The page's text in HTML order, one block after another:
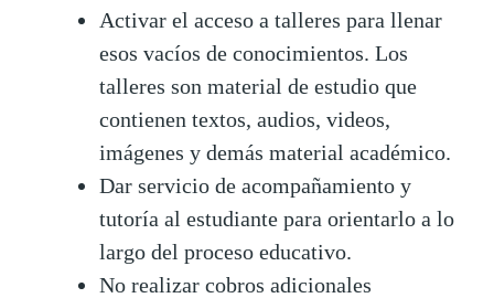
Activar el acceso a talleres para llenar
esos vacíos de conocimientos. Los
talleres son material de estudio que
contienen textos, audios, videos,
imágenes y demás material académico.
Dar servicio de acompañamiento y
tutoría al estudiante para orientarlo a lo
largo del proceso educativo.
No realizar cobros adicionales